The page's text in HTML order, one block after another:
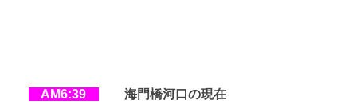
AM6:39 海門橋河口の現在